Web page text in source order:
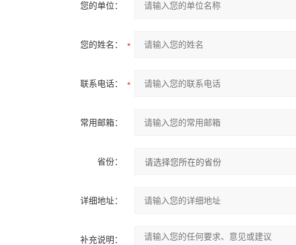
您的单位：
您的姓名：
联系电话：
常用邮箱：
省份：
详细地址：
补充说明：